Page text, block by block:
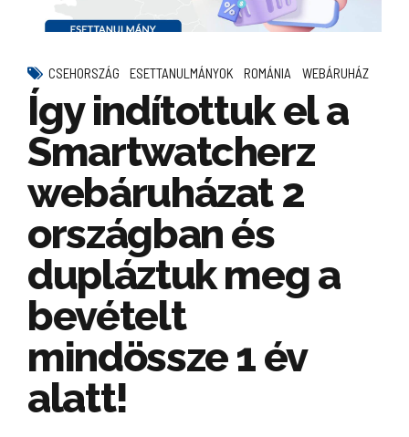
CSEHORSZÁG ESETTANULMÁNYOK ROMÁNIA WEBÁRUHÁZ
Így indítottuk el a
Smartwatcherz
webáruházat 2
országban és
dupláztuk meg a
bevételt
mindössze 1 év
alatt!